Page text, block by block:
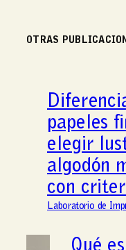
OTRAS
papeles
elegir
algodón
con
Laboratorio de